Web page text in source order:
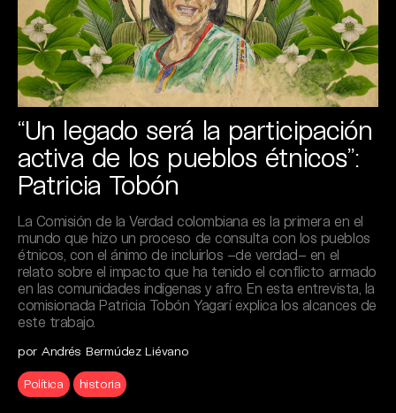
“Un legado será la participación
activa de los pueblos étnicos”:
Patricia Tobón
La Comisión de la Verdad colombiana es la primera en el
mundo que hizo un proceso de consulta con los pueblos
étnicos, con el ánimo de incluirlos –de verdad– en el
relato sobre el impacto que ha tenido el conflicto armado
en las comunidades indígenas y afro. En esta entrevista, la
comisionada Patricia Tobón Yagarí explica los alcances de
este trabajo.
por Andrés Bermúdez Liévano
Política historia